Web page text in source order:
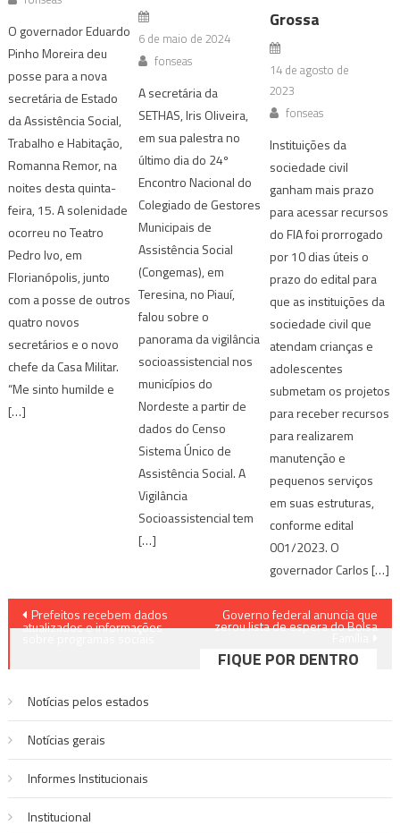
O governador Eduardo
Pinho Moreira deu
posse para a nova
secretária de Estado
da Assistência Social,
Trabalho e Habitação,
Romanna Remor, na
noites desta quinta-
feira, 15. A solenidade
ocorreu no Teatro
Pedro Ivo, em
Florianópolis, junto
com a posse de outros
quatro novos
secretários e o novo
chefe da Casa Militar.
“Me sinto humilde e
[…]
6 de maio de 2024
fonseas
A secretária da
SETHAS, Iris Oliveira,
em sua palestra no
último dia do 24º
Encontro Nacional do
Colegiado de Gestores
Municipais de
Assistência Social
(Congemas), em
Teresina, no Piauí,
falou sobre o
panorama da vigilância
socioassistencial nos
municípios do
Nordeste a partir de
dados do Censo
Sistema Único de
Assistência Social. A
Vigilância
Socioassistencial tem
[…]
Grossa
14 de agosto de
2023
fonseas
Instituições da
sociedade civil
ganham mais prazo
para acessar recursos
do FIA foi prorrogado
por 10 dias úteis o
prazo do edital para
que as instituições da
sociedade civil que
atendam crianças e
adolescentes
submetam os projetos
para receber recursos
para realizarem
manutenção e
pequenos serviços
em suas estruturas,
conforme edital
001/2023. O
governador Carlos […]
Navegação
Prefeitos recebem dados
atualizados e informações
Governo federal anuncia que
zerou lista de espera do Bolsa
FIQUE POR DENTRO
Notícias pelos estados
Notí­cias gerais
Informes Institucionais
Institucional